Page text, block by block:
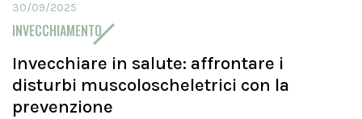
30/09/2025
INVECCHIAMENTO
Invecchiare in salute: affrontare i
disturbi muscoloscheletrici con la
prevenzione